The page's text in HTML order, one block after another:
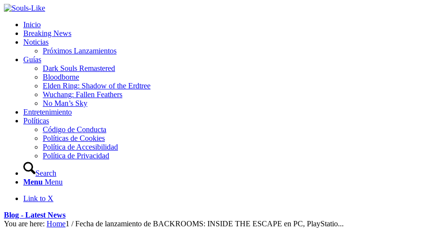
Inicio
Breaking News
Noticias
Próximos Lanzamientos
Guías
Dark Souls Remastered
Bloodborne
Elden Ring: Shadow of the Erdtree
Wuchang: Fallen Feathers
No Man’s Sky
Entretenimiento
Políticas
Código de Conducta
Políticas de Cookies
Política de Accesibilidad
Política de Privacidad
Search
Menu Menu
Link to X
Blog - Latest News
You are here: Home1 / Fecha de lanzamiento de BACKROOMS: INSIDE THE ESCAPE en PC, PlayStatio...